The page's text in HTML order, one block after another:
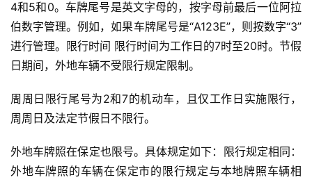
4和5和0。车牌尾号是英文字母的，按字母前最后一位阿拉
伯数字管理。例如，如果车牌尾号是“A123E”，则按数字“3”
进行管理。限行时间 限行时间为工作日的7时至20时。节假
日期间，外地车辆不受限行规定限制。
周周日限行尾号为2和7的机动车，且仅工作日实施限行，
周周日及法定节假日不限行。
外地车牌照在保定也限号。具体规定如下：限行规定相同：
外地车牌照的车辆在保定市的限行规定与本地牌照车辆相